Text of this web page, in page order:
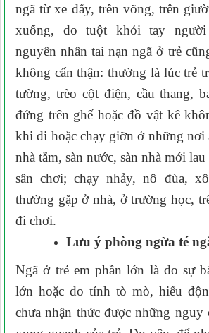
ngã từ xe đẩy, trên võng, trên
xuống, do tuột khỏi tay
nguyên nhân tai nạn ngã ở trẻ
không cẩn thận:thường là lúc trẻ t
tường, trèo cột điện, cầu thang,
đứng trên ghế hoặc đồ vật kê
khi đi hoặc chạy giỡn ở những nơi
nhà tắm, sàn nước, sàn nhà mới
sân chơi; chạy nhảy, nô đùa,
thường gặp ở nhà, ở trường học,
đi chơi.
Lưu ý phòng ngừa té
Ngã ở trẻ em phần lớn là do sự
lớn hoặc do tính tò mò, hiếu
chưa nhận thức được những nguy